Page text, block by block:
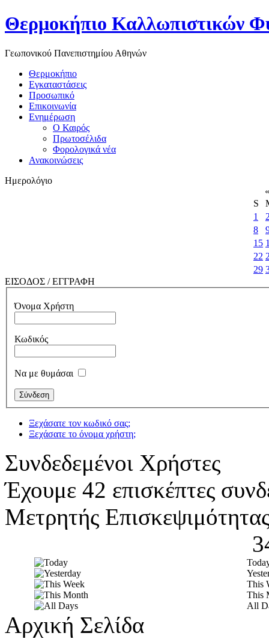
Θερμοκήπιο Καλλωπιστικών
Γεωπονικού Πανεπιστημίου Αθηνών
Θερμοκήπιο
Εγκαταστάσεις
Προσωπικό
Επικοινωνία
Ενημέρωση
Ο Καιρός
Πρωτοσέλιδα
Φορολογικά νέα
Ανακοινώσεις
Ημερολόγιο
«
S
1
8
15
22
29
ΕΙΣΟΔΟΣ / ΕΓΓΡΑΦΗ
Όνομα Χρήστη
Κωδικός
Να με θυμάσαι
Ξεχάσατε τον κωδικό σας;
Ξεχάσατε το όνομα χρήστη;
Συνδεδεμένοι Χρήστες
Έχουμε 42 επισκέπτες
Μετρητής
This
This
All
Αρχική Σελίδα